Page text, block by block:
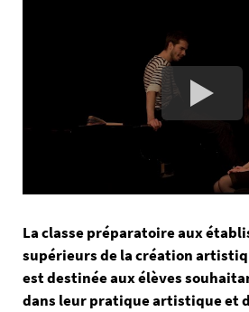
La classe préparatoire aux
supérieurs de la création
est destinée aux élèves
dans leur pratique artistique et